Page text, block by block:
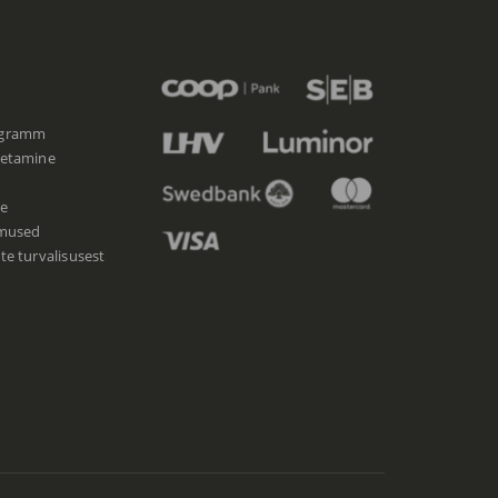
turvalisusest